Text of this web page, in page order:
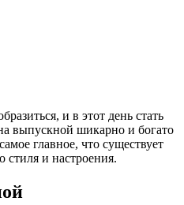
и в этот день стать
выпускной шикарно и богато
главное, что существует
стиля и настроения.